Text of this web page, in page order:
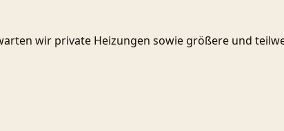
wir private Heizungen sowie größere und